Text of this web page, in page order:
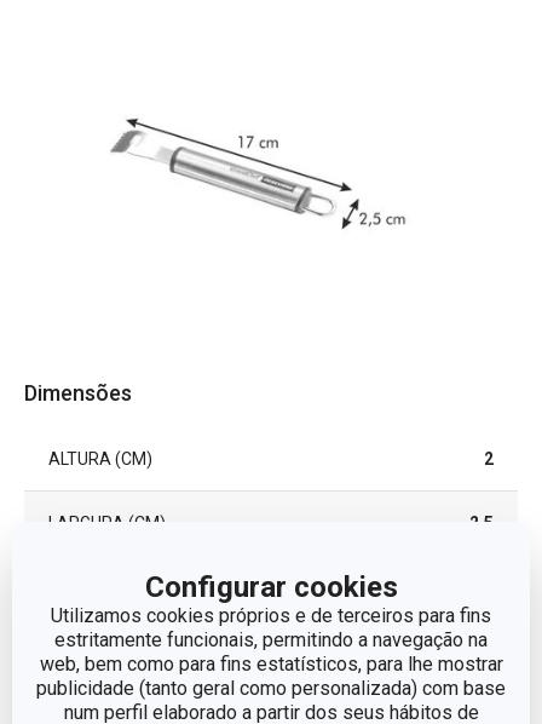
Configurar cookies
Utilizamos cookies próprios e de terceiros para fins
estritamente funcionais, permitindo a navegação na
web, bem como para fins estatísticos, para lhe mostrar
publicidade (tanto geral como personalizada) com base
num perfil elaborado a partir dos seus hábitos de
Dimensões
ALTURA (CM) 2
LARGURA (CM) 2.5
COMPRIMENTO (CM)
Outros parâmetros